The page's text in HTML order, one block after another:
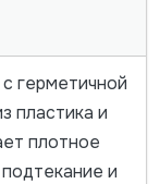
герметичной
пластика и
плотное
и